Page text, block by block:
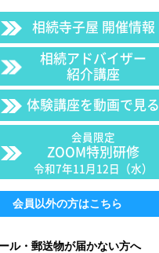
相続寺子屋 開催情報
相続アドバイザー
紹介講座
体験講座を動画で見る
会員限定
ZOOM特別研修
令和7年11月12日（水）
会員以外の方はこちら
ル・郵送物が届かない方へ